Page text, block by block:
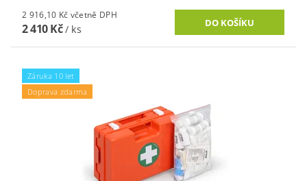
2 916,10 Kč včetně DPH
2 410 Kč/ ks
Záruka 10 let
Doprava zdarma